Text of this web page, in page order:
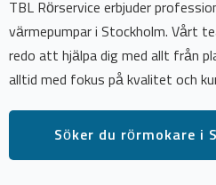
TBL Rörservice erbjuder
värmepumpar i Stockholm. Vårt
redo att hjälpa dig med allt från
alltid med fokus på kvalitet och
Söker du rörmokare i